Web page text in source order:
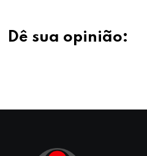
Dê sua opinião: